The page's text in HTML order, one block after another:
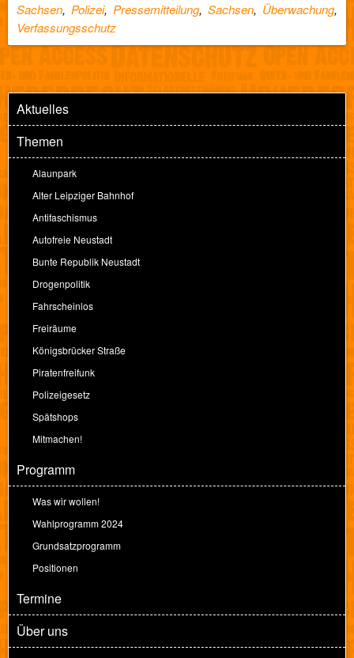
Sachsen, Polizei, Pressemitteilung, Sachsen, Überwachung,
Verfassungsschutz
Aktuelles
Themen
Alaunpark
Alter Leipziger Bahnhof
Antifaschismus
Autofreie Neustadt
Bunte Republik Neustadt
Drogenpolitik
Fahrscheinlos
Freiräume
Königsbrücker Straße
Piratenfreifunk
Polizeigesetz
Spätshops
Mitmachen!
Programm
Was wir wollen!
Wahlprogramm 2024
Grundsatzprogramm
Positionen
Termine
Über uns